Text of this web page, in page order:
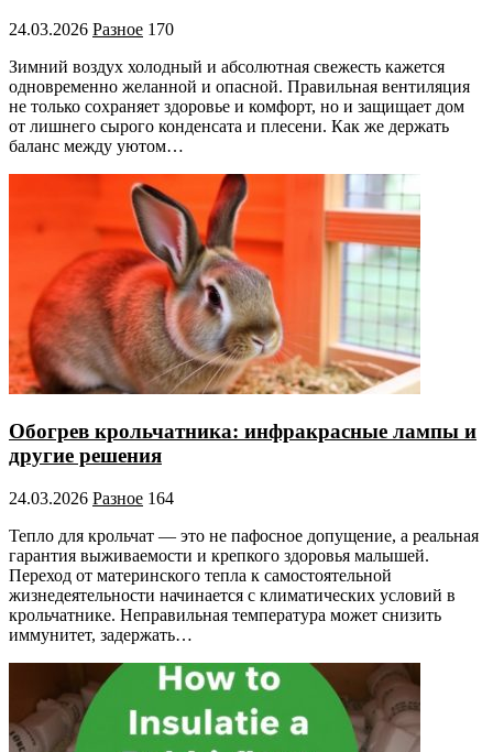
24.03.2026 Разное 170
Зимний воздух холодный и абсолютная свежесть кажется
одновременно желанной и опасной. Правильная вентиляция
не только сохраняет здоровье и комфорт, но и защищает дом
от лишнего сырого конденсата и плесени. Как же держать
баланс между уютом…
Обогрев крольчатника: инфракрасные лампы и
другие решения
24.03.2026 Разное 164
Тепло для крольчат — это не пафосное допущение, а реальная
гарантия выживаемости и крепкого здоровья малышей.
Переход от материнского тепла к самостоятельной
жизнедеятельности начинается с климатических условий в
крольчатнике. Неправильная температура может снизить
иммунитет, задержать…